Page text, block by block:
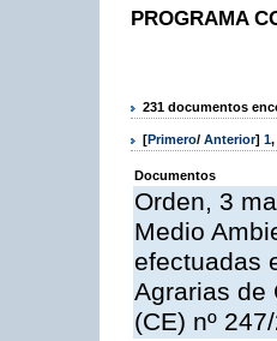
PROGRAMA
231 documentos
[Primero/ Anterior] 1,
Documentos
Orden, 3
Medio
efectuadas
Agrarias de
(CE) nº